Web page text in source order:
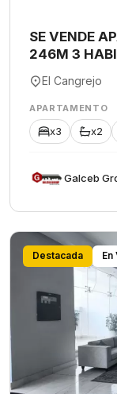
SE VENDE
246M 3
El Cangrejo
APARTAMENTO
x3 x2
Destacada En